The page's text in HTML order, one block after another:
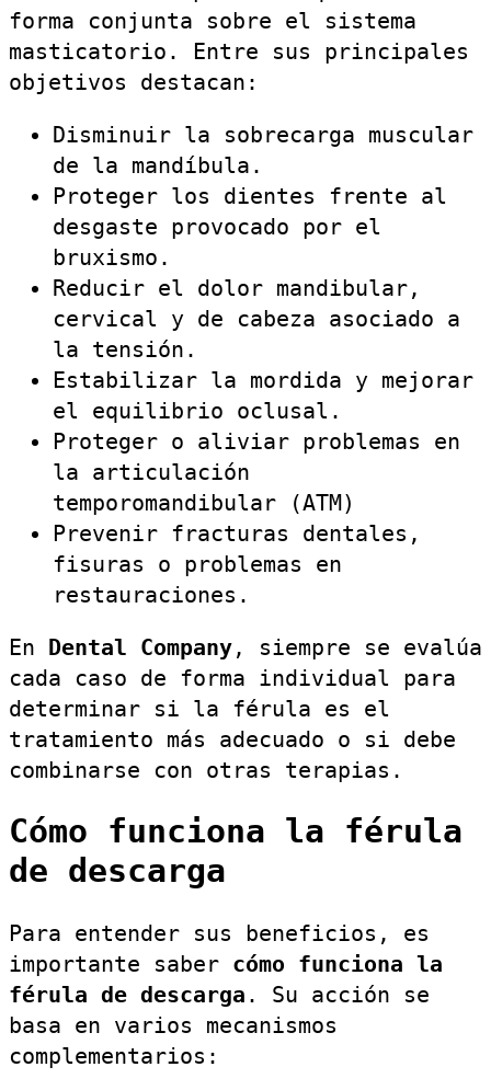
forma conjunta sobre el sistema
masticatorio. Entre sus principales
objetivos destacan:
Disminuir la sobrecarga muscular
de la mandíbula.
Proteger los dientes frente al
desgaste provocado por el
bruxismo.
Reducir el dolor mandibular,
cervical y de cabeza asociado a
la tensión.
Estabilizar la mordida y mejorar
el equilibrio oclusal.
Proteger o aliviar problemas en
la articulación
temporomandibular (ATM)
Prevenir fracturas dentales,
fisuras o problemas en
restauraciones.
En Dental Company, siempre se evalúa
cada caso de forma individual para
determinar si la férula es el
tratamiento más adecuado o si debe
combinarse con otras terapias.
Cómo funciona la férula
de descarga
Para entender sus beneficios, es
importante saber cómo funciona la
férula de descarga . Su acción se
basa en varios mecanismos
complementarios: